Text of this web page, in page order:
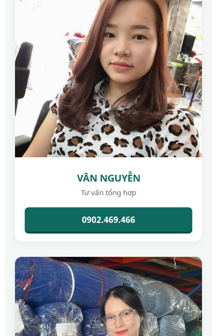
VÂN NGUYỄN
Tư vấn tổng hợp
0902.469.466